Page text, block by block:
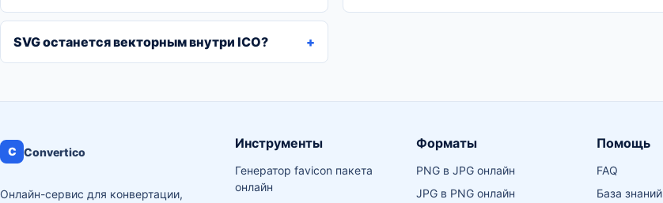
SVG останется векторным внутри ICO?
C Convertico
Онлайн-сервис для конвертации,
Инструменты
Генератор favicon пакета
онлайн
Форматы
PNG в JPG онлайн
JPG в PNG онлайн
Помощь
FAQ
База знаний